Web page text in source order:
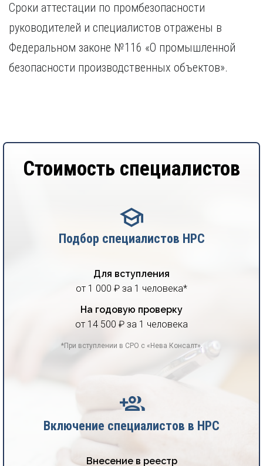
Сроки аттестации по промбезопасности
руководителей и специалистов отражены в
Федеральном законе №116 «О промышленной
безопасности производственных объектов».
Стоимость специалистов
Подбор специалистов НРС
Для вступления
от 1 000 ₽ за 1 человека*
На годовую проверку
от 14 500 ₽ за 1 человека
*При вступлении в СРО с «Нева Консалт».
Включение специалистов в НРС
Внесение в реестр